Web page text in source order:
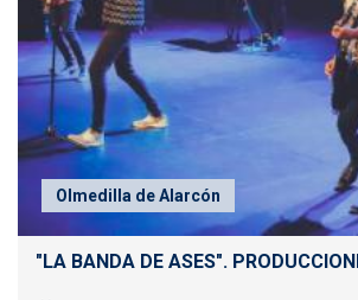
Olmedilla de Alarcón
"LA BANDA DE ASES".